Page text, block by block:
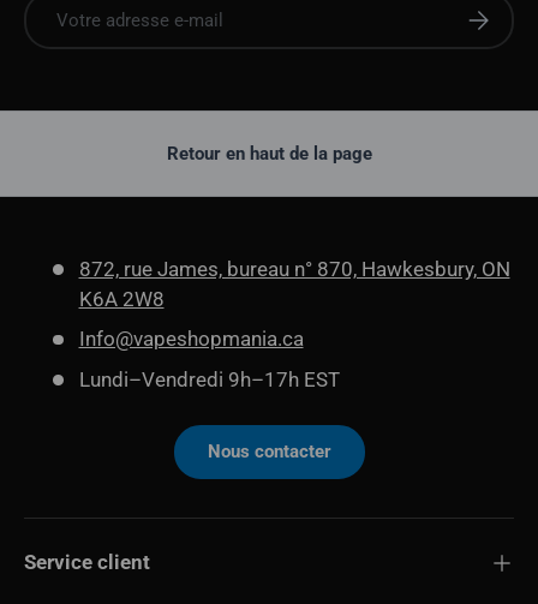
E-mail
Retour en haut de la page
872, rue James, bureau n° 870, Hawkesbury, ON
K6A 2W8
Info@vapeshopmania.ca
Lundi–Vendredi 9h–17h EST
Nous contacter
Service client